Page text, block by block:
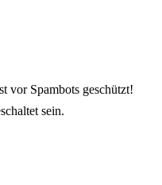
vor Spambots geschützt!
sein.